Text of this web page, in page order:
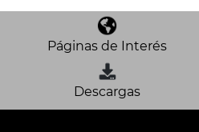
Páginas de Interés
Descargas